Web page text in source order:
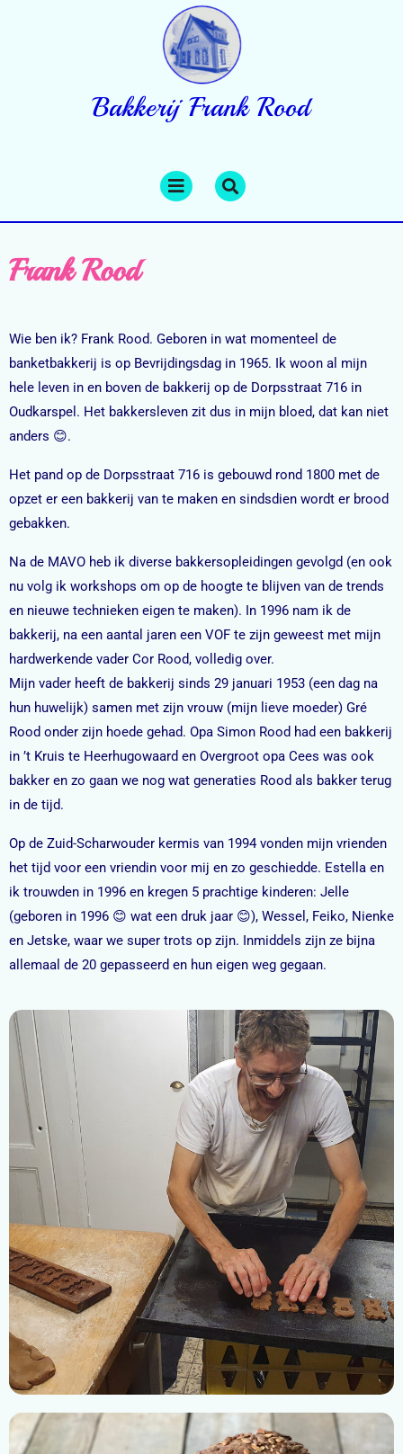
Bakkerij Frank Rood
Frank Rood
Wie ben ik? Frank Rood. Geboren in wat momenteel de
banketbakkerij is op Bevrijdingsdag in 1965. Ik woon al mijn
hele leven in en boven de bakkerij op de Dorpsstraat 716 in
Oudkarspel. Het bakkersleven zit dus in mijn bloed, dat kan niet
anders 😊.
Het pand op de Dorpsstraat 716 is gebouwd rond 1800 met de
opzet er een bakkerij van te maken en sindsdien wordt er brood
gebakken.
Na de MAVO heb ik diverse bakkersopleidingen gevolgd (en ook
nu volg ik workshops om op de hoogte te blijven van de trends
en nieuwe technieken eigen te maken). In 1996 nam ik de
bakkerij, na een aantal jaren een VOF te zijn geweest met mijn
hardwerkende vader Cor Rood, volledig over.
Mijn vader heeft de bakkerij sinds 29 januari 1953 (een dag na
hun huwelijk) samen met zijn vrouw (mijn lieve moeder) Gré
Rood onder zijn hoede gehad. Opa Simon Rood had een bakkerij
in ’t Kruis te Heerhugowaard en Overgroot opa Cees was ook
bakker en zo gaan we nog wat generaties Rood als bakker terug
in de tijd.
Op de Zuid-Scharwouder kermis van 1994 vonden mijn vrienden
het tijd voor een vriendin voor mij en zo geschiedde. Estella en
ik trouwden in 1996 en kregen 5 prachtige kinderen: Jelle
(geboren in 1996 😊 wat een druk jaar 😊), Wessel, Feiko, Nienke
en Jetske, waar we super trots op zijn. Inmiddels zijn ze bijna
allemaal de 20 gepasseerd en hun eigen weg gegaan.